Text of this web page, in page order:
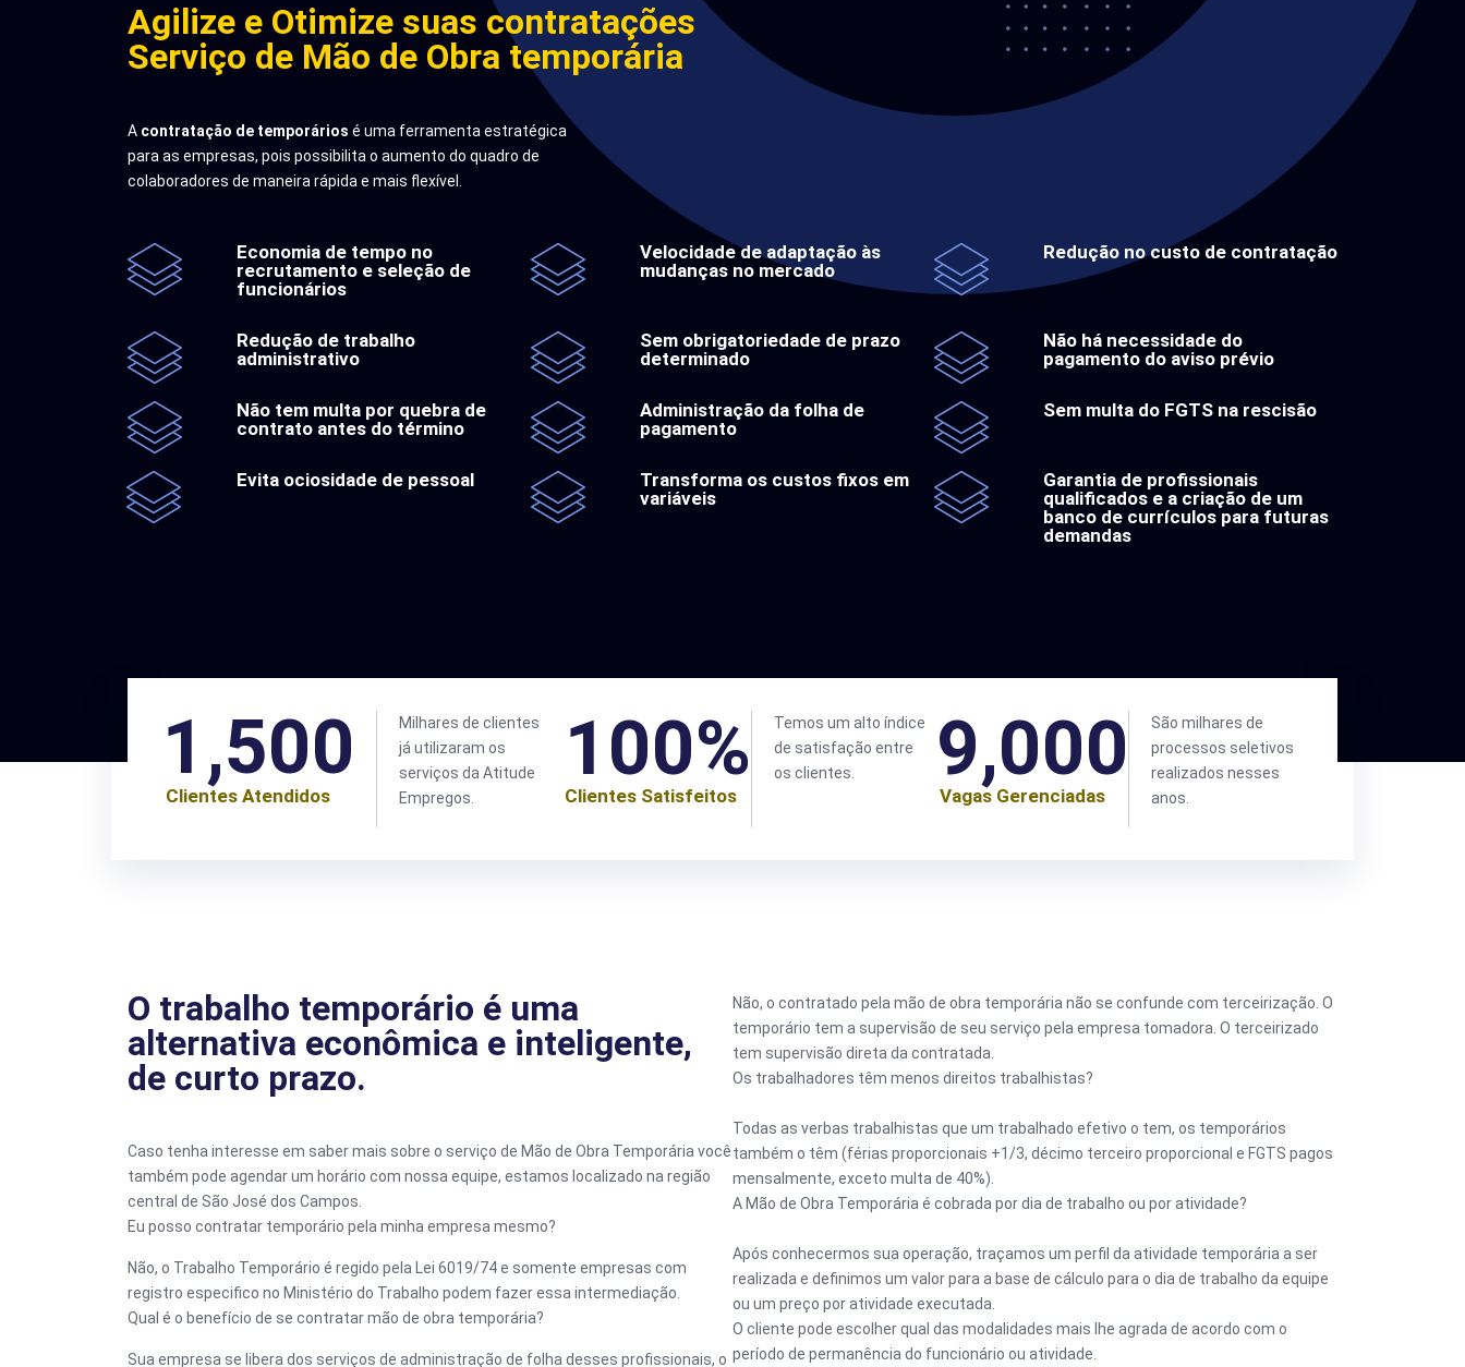
Agilize e Otimize suas contratações
Serviço de Mão de Obra temporária
A contratação de temporários é uma ferramenta estratégica
para as empresas, pois possibilita o aumento do quadro de
colaboradores de maneira rápida e mais flexível.
Economia de tempo no
recrutamento e seleção de
funcionários
Velocidade de adaptação às
mudanças no mercado
Redução no custo de contratação
Redução de trabalho
administrativo
Sem obrigatoriedade de prazo
determinado
Não há necessidade do
pagamento do aviso prévio
Não tem multa por quebra de
contrato antes do término
Administração da folha de
pagamento
Sem multa do FGTS na rescisão
Evita ociosidade de pessoal
Transforma os custos fixos em
variáveis
Garantia de profissionais
qualificados e a criação de um
banco de currículos para futuras
demandas
1,500
Clientes Atendidos
Milhares de clientes
já utilizaram os
serviços da Atitude
Empregos.
100%
Clientes Satisfeitos
Temos um alto índice
de satisfação entre
os clientes.
9,000
Vagas Gerenciadas
São milhares de
processos seletivos
realizados nesses
anos.
O trabalho temporário é uma
alternativa econômica e inteligente,
de curto prazo.
Caso tenha interesse em saber mais sobre o serviço de Mão de Obra Temporária você
também pode agendar um horário com nossa equipe, estamos localizado na região
central de São José dos Campos.
Eu posso contratar temporário pela minha empresa mesmo?
Não, o Trabalho Temporário é regido pela Lei 6019/74 e somente empresas com
registro especifico no Ministério do Trabalho podem fazer essa intermediação.
Qual é o benefício de se contratar mão de obra temporária?
Sua empresa se libera dos serviços de administração de folha desses profissionais, o
Não, o contratado pela mão de obra temporária não se confunde com terceirização. O
temporário tem a supervisão de seu serviço pela empresa tomadora. O terceirizado
tem supervisão direta da contratada.
Os trabalhadores têm menos direitos trabalhistas?
Todas as verbas trabalhistas que um trabalhado efetivo o tem, os temporários
também o têm (férias proporcionais +1/3, décimo terceiro proporcional e FGTS pagos
mensalmente, exceto multa de 40%).
A Mão de Obra Temporária é cobrada por dia de trabalho ou por atividade?
Após conhecermos sua operação, traçamos um perfil da atividade temporária a ser
realizada e definimos um valor para a base de cálculo para o dia de trabalho da equipe
ou um preço por atividade executada.
O cliente pode escolher qual das modalidades mais lhe agrada de acordo com o
período de permanência do funcionário ou atividade.